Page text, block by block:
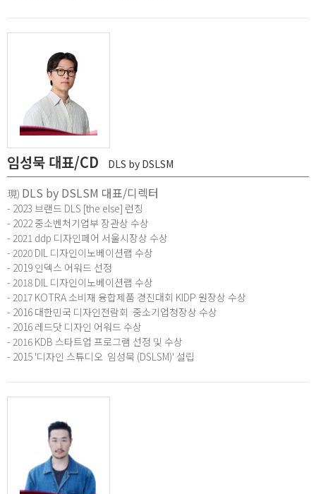
임성묵 대표/CD DLS by DSLSM
現) DLS by DSLSM 대표/디렉터
- 2023 브랜드 DLS [the else] 런칭
- 2022 중소벤처기업부 장관상 수상
- 2021 ddp 디자인페어 서울시장상 수상
- 2020 DIL 디자인이노베이션랩 수상
- 2019 인덱스 어워드 선정
- 2018 DIL 디자인이노베이션랩 수상
- 2017 KOTRA 소비재 융합제품 경진대회 KIDP 원장상 수상
- 2016 대한민국 디자인전람회 중소기업청장상 수상
- 2016 레드닷 디자인 어워드 수상
- 2016 KDB 스타트업 프로그램 선정 및 수상
- 2015 '디자인 스튜디오 임성묵 (DSLSM)' 설립